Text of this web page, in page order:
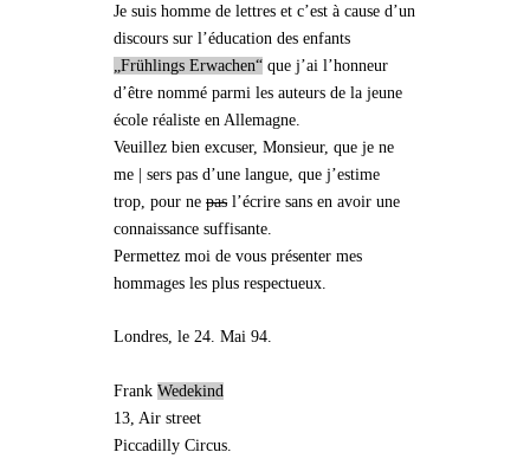
Je suis homme de lettres et c’est à cause d’un
discours sur l’éducation des enfants
„Frühlings Erwachen“ que j’ai l’honneur
d’être nommé parmi les auteurs de la jeune
école réaliste en Allemagne.
Veuillez bien excuser, Monsieur, que je ne
me | sers pas d’une langue, que j’estime
trop, pour nepasl’écrire sans en avoir une
connaissance suffisante.
Permettez moi de vous présenter mes
hommages les plus respectueux.
Londres, le 24. Mai 94.
FrankWedekind
13, Air street
Piccadilly Circus.